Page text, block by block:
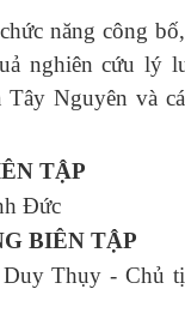
năng công
nghiên cứu lý
Nguyên và
TẬP
Đức
BIÊN TẬP
Thụy - Chủ